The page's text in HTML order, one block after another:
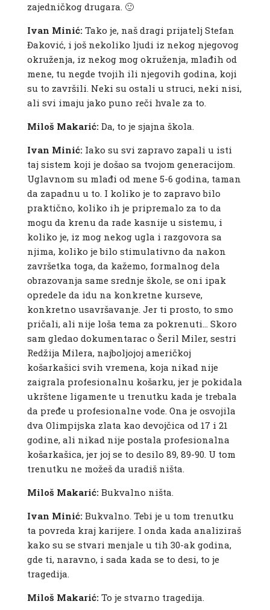
zajedničkog drugara. 🙂
Ivan Minić:Tako je, naš dragi prijatelj Stefan
Đaković, i još nekoliko ljudi iz nekog njegovog
okruženja, iz nekog mog okruženja, mlađih od
mene, tu negde tvojih ili njegovih godina, koji
su to završili. Neki su ostali u struci, neki nisi,
ali svi imaju jako puno reči hvale za to.
Miloš Makarić:Da, to je sjajna škola.
Ivan Minić:Iako su svi zapravo zapali u isti
taj sistem koji je došao sa tvojom generacijom.
Uglavnom su mlađi od mene 5-6 godina, taman
da zapadnu u to. I koliko je to zapravo bilo
praktično, koliko ih je pripremalo za to da
mogu da krenu da rade kasnije u sistemu, i
koliko je, iz mog nekog ugla i razgovora sa
njima, koliko je bilo stimulativno da nakon
završetka toga, da kažemo, formalnog dela
obrazovanja same srednje škole, se oni ipak
opredele da idu na konkretne kurseve,
konkretno usavršavanje. Jer ti prosto, to smo
pričali, ali nije loša tema za pokrenuti… Skoro
sam gledao dokumentarac o Šeril Miler, sestri
Redžija Milera, najboljojoj američkoj
košarkašici svih vremena, koja nikad nije
zaigrala profesionalnu košarku, jer je pokidala
ukrštene ligamente u trenutku kada je trebala
da pređe u profesionalne vode. Ona je osvojila
dva Olimpijska zlata kao devojčica od 17 i 21
godine, ali nikad nije postala profesionalna
košarkašica, jer joj se to desilo 89, 89-90. U tom
trenutku ne možeš da uradiš ništa.
Miloš Makarić:Bukvalno ništa.
Ivan Minić:Bukvalno. Tebi je u tom trenutku
ta povreda kraj karijere. I onda kada analiziraš
kako su se stvari menjale u tih 30-ak godina,
gde ti, naravno, i sada kada se to desi, to je
tragedija.
Miloš Makarić:To je stvarno tragedija.